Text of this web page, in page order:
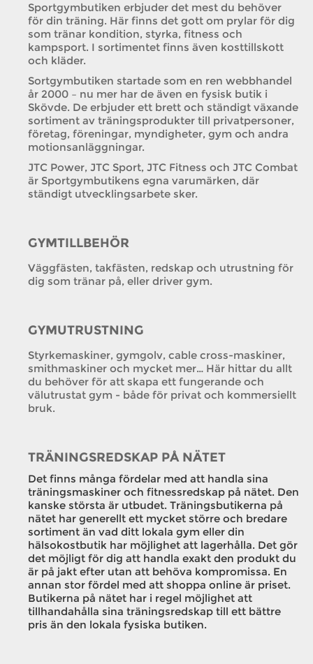
Sportgymbutiken erbjuder det mest du behöver
för din träning. Här finns det gott om prylar för dig
som tränar kondition, styrka, fitness och
kampsport. I sortimentet finns även kosttillskott
och kläder.
Sortgymbutiken startade som en ren webbhandel
år 2000 – nu mer har de även en fysisk butik i
Skövde. De erbjuder ett brett och ständigt växande
sortiment av träningsprodukter till privatpersoner,
företag, föreningar, myndigheter, gym och andra
motionsanläggningar.
JTC Power, JTC Sport, JTC Fitness och JTC Combat
är Sportgymbutikens egna varumärken, där
ständigt utvecklingsarbete sker.
GYMTILLBEHÖR
Väggfästen, takfästen, redskap och utrustning för
dig som tränar på, eller driver gym.
GYMUTRUSTNING
Styrkemaskiner, gymgolv, cable cross-maskiner,
smithmaskiner och mycket mer… Här hittar du allt
du behöver för att skapa ett fungerande och
välutrustat gym - både för privat och kommersiellt
bruk.
TRÄNINGSREDSKAP PÅ NÄTET
Det finns många fördelar med att handla sina
träningsmaskiner och fitnessredskap på nätet. Den
kanske största är utbudet. Träningsbutikerna på
nätet har generellt ett mycket större och bredare
sortiment än vad ditt lokala gym eller din
hälsokostbutik har möjlighet att lagerhålla. Det gör
det möjligt för dig att handla exakt den produkt du
är på jakt efter utan att behöva kompromissa. En
annan stor fördel med att shoppa online är priset.
Butikerna på nätet har i regel möjlighet att
tillhandahålla sina träningsredskap till ett bättre
pris än den lokala fysiska butiken.